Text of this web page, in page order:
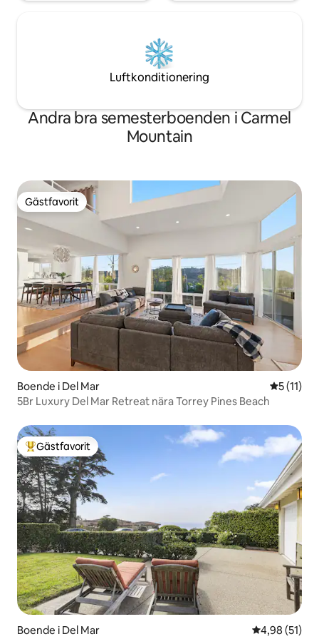
Luftkonditionering
Andra bra semesterboenden i Carmel
Mountain
Gästfavorit
Gästfavorit
Boende i Del Mar 5 av 5 i
5 (11)
5Br Luxury Del Mar Retreat nära Torrey Pines Beach
Populär gästfavorit
Gästfavorit
Boende i Del Mar 4,98 av 5 i
4,98 (51)